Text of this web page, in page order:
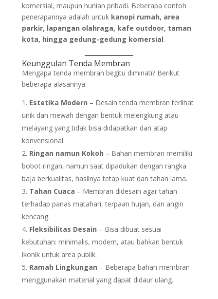
komersial, maupun hunian pribadi. Beberapa contoh
penerapannya adalah untuk kanopi rumah, area
parkir, lapangan olahraga, kafe outdoor, taman
kota, hingga gedung-gedung komersial.
Keunggulan Tenda Membran
Mengapa tenda membran begitu diminati? Berikut
beberapa alasannya:
Estetika Modern – Desain tenda membran terlihat
unik dan mewah dengan bentuk melengkung atau
melayang yang tidak bisa didapatkan dari atap
konvensional.
Ringan namun Kokoh – Bahan membran memiliki
bobot ringan, namun saat dipadukan dengan rangka
baja berkualitas, hasilnya tetap kuat dan tahan lama.
Tahan Cuaca – Membran didesain agar tahan
terhadap panas matahari, terpaan hujan, dan angin
kencang.
Fleksibilitas Desain – Bisa dibuat sesuai
kebutuhan: minimalis, modern, atau bahkan bentuk
ikonik untuk area publik.
Ramah Lingkungan – Beberapa bahan membran
menggunakan material yang dapat didaur ulang.